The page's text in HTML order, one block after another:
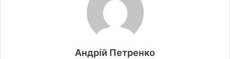
Андрій Петренко